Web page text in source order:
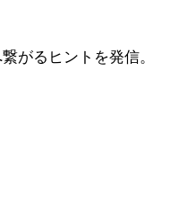
がるヒントを発信。